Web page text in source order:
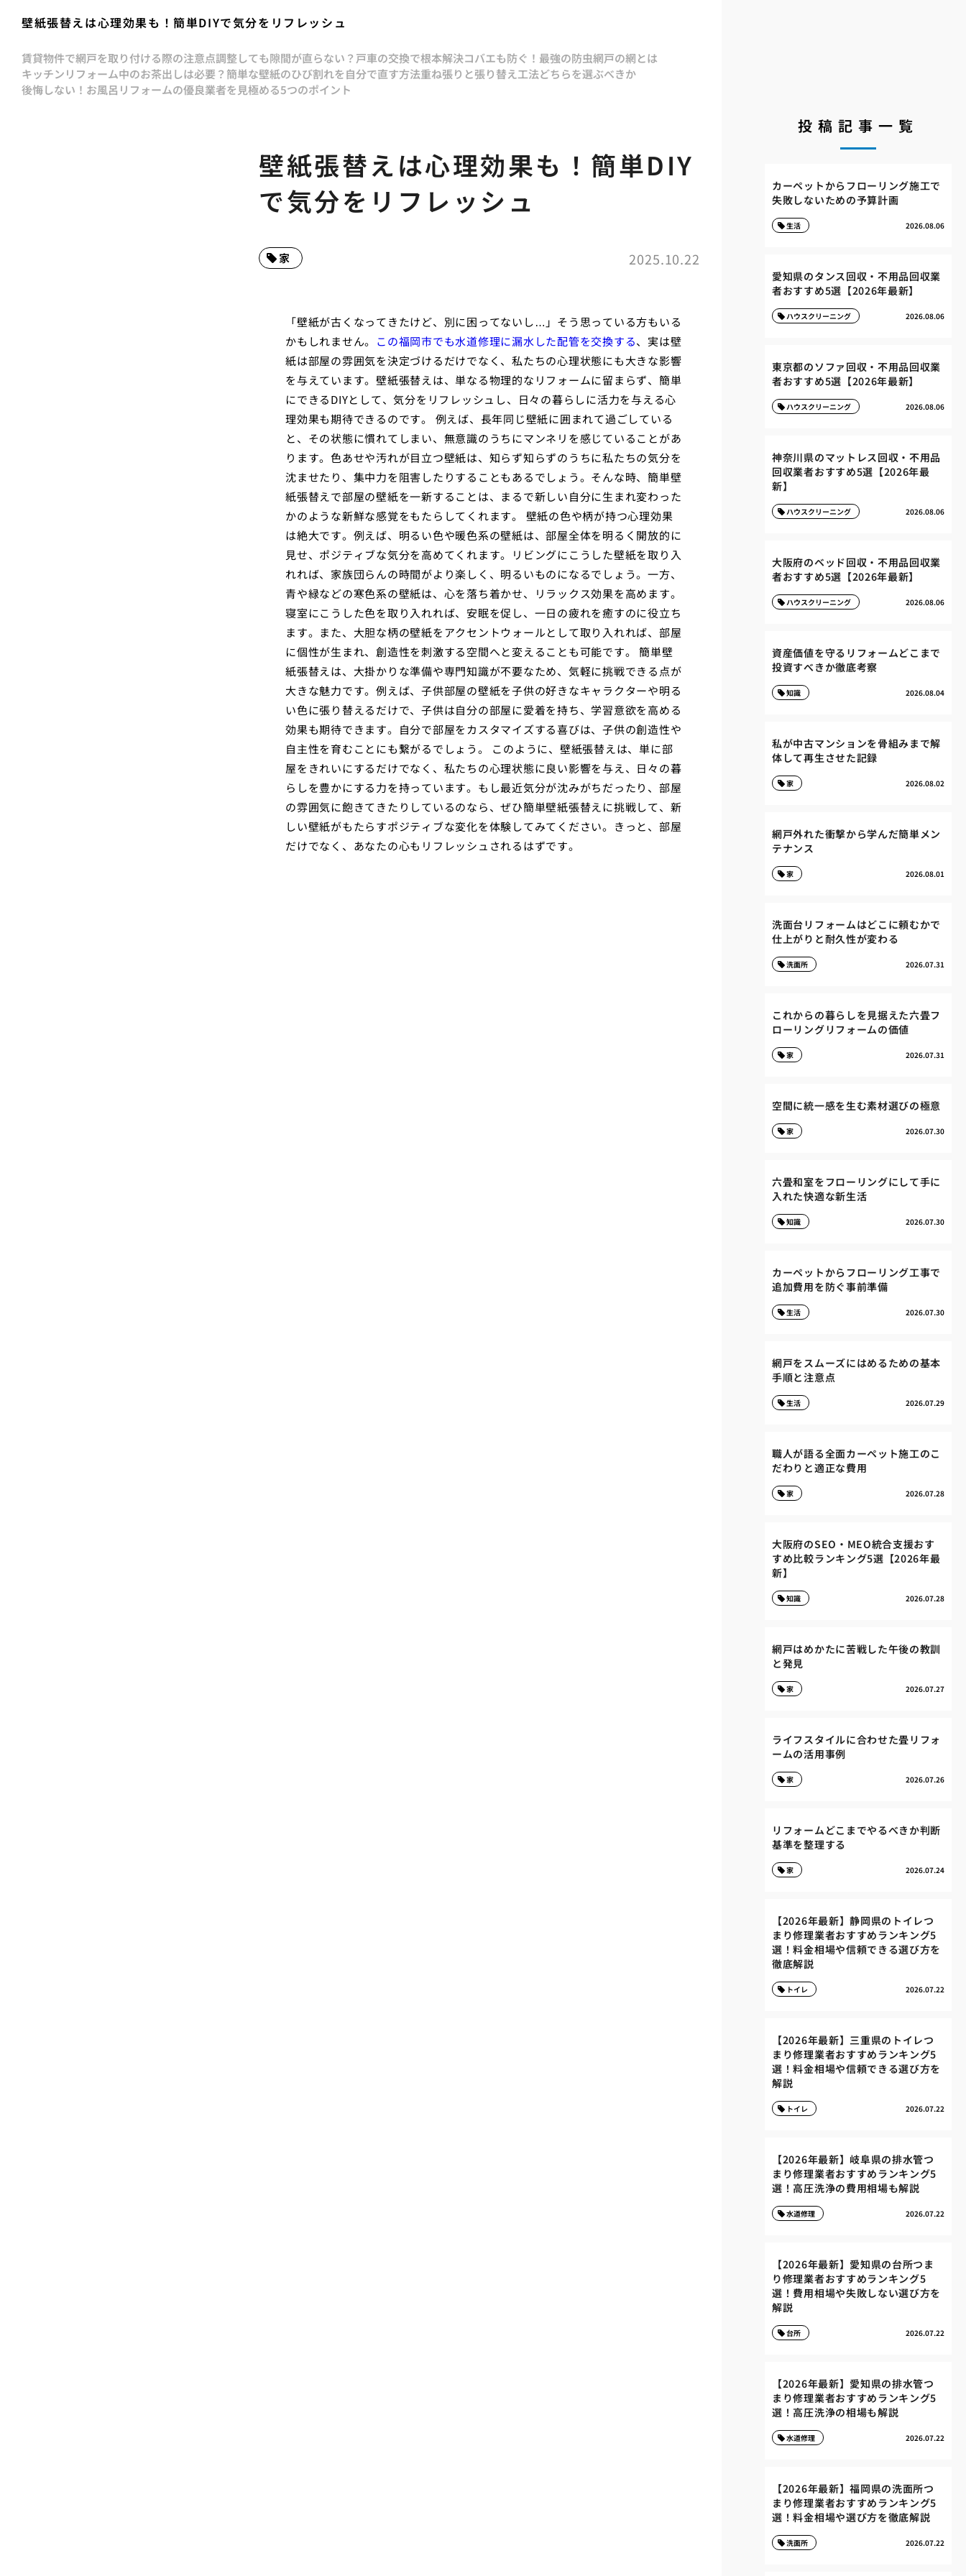
壁紙張替えは心理効果も！簡単DIYで気分をリフレッシュ
賃貸物件で網戸を取り付ける際の注意点調整しても隙間が直らない？戸車の交換で根本解決コバエも防ぐ！最強の防虫網戸の網とは
キッチンリフォーム中のお茶出しは必要？ 簡単な壁紙のひび割れを自分で直す方法重ね張りと張り替え工法どちらを選ぶべきか
後悔しない！お風呂リフォームの優良業者を見極める5つのポイント
壁紙張替えは心理効果も！簡単DIY
で気分をリフレッシュ
2025.10.22
家
「壁紙が古くなってきたけど、別に困ってないし…」そう思っている方もいる
かもしれません。 この福岡市でも水道修理に漏水した配管を交換する、実は壁
紙は部屋の雰囲気を決定づけるだけでなく、私たちの心理状態にも大きな影響
を与えています。壁紙張替えは、単なる物理的なリフォームに留まらず、簡単
にできるDIYとして、気分をリフレッシュし、日々の暮らしに活力を与える心
理効果も期待できるのです。 例えば、長年同じ壁紙に囲まれて過ごしている
と、その状態に慣れてしまい、無意識のうちにマンネリを感じていることがあ
ります。色あせや汚れが目立つ壁紙は、知らず知らずのうちに私たちの気分を
沈ませたり、集中力を阻害したりすることもあるでしょう。そんな時、簡単壁
紙張替えで部屋の壁紙を一新することは、まるで新しい自分に生まれ変わった
かのような新鮮な感覚をもたらしてくれます。 壁紙の色や柄が持つ心理効果
は絶大です。例えば、明るい色や暖色系の壁紙は、部屋全体を明るく開放的に
見せ、ポジティブな気分を高めてくれます。リビングにこうした壁紙を取り入
れれば、家族団らんの時間がより楽しく、明るいものになるでしょう。一方、
青や緑などの寒色系の壁紙は、心を落ち着かせ、リラックス効果を高めます。
寝室にこうした色を取り入れれば、安眠を促し、一日の疲れを癒すのに役立ち
ます。また、大胆な柄の壁紙をアクセントウォールとして取り入れれば、部屋
に個性が生まれ、創造性を刺激する空間へと変えることも可能です。 簡単壁
紙張替えは、大掛かりな準備や専門知識が不要なため、気軽に挑戦できる点が
大きな魅力です。例えば、子供部屋の壁紙を子供の好きなキャラクターや明る
い色に張り替えるだけで、子供は自分の部屋に愛着を持ち、学習意欲を高める
効果も期待できます。自分で部屋をカスタマイズする喜びは、子供の創造性や
自主性を育むことにも繋がるでしょう。 このように、壁紙張替えは、単に部
屋をきれいにするだけでなく、私たちの心理状態に良い影響を与え、日々の暮
らしを豊かにする力を持っています。もし最近気分が沈みがちだったり、部屋
の雰囲気に飽きてきたりしているのなら、ぜひ簡単壁紙張替えに挑戦して、新
しい壁紙がもたらすポジティブな変化を体験してみてください。きっと、部屋
だけでなく、あなたの心もリフレッシュされるはずです。
投稿記事一覧
カーペットからフローリング施工で
失敗しないための予算計画
2026.08.06
生活
愛知県のタンス回収・不用品回収業
者おすすめ5選【2026年最新】
2026.08.06
ハウスクリーニング
東京都のソファ回収・不用品回収業
者おすすめ5選【2026年最新】
2026.08.06
ハウスクリーニング
神奈川県のマットレス回収・不用品
回収業者おすすめ5選【2026年最
新】
2026.08.06
ハウスクリーニング
大阪府のベッド回収・不用品回収業
者おすすめ5選【2026年最新】
2026.08.06
ハウスクリーニング
資産価値を守るリフォームどこまで
投資すべきか徹底考察
2026.08.04
知識
私が中古マンションを骨組みまで解
体して再生させた記録
2026.08.02
家
網戸外れた衝撃から学んだ簡単メン
テナンス
2026.08.01
家
洗面台リフォームはどこに頼むかで
仕上がりと耐久性が変わる
2026.07.31
洗面所
これからの暮らしを見据えた六畳フ
ローリングリフォームの価値
2026.07.31
家
空間に統一感を生む素材選びの極意
2026.07.30
家
六畳和室をフローリングにして手に
入れた快適な新生活
2026.07.30
知識
カーペットからフローリング工事で
追加費用を防ぐ事前準備
2026.07.30
生活
網戸をスムーズにはめるための基本
手順と注意点
2026.07.29
生活
職人が語る全面カーペット施工のこ
だわりと適正な費用
2026.07.28
家
大阪府のSEO・MEO統合支援おす
すめ比較ランキング5選【2026年最
新】
2026.07.28
知識
網戸はめかたに苦戦した午後の教訓
と発見
2026.07.27
家
ライフスタイルに合わせた畳リフォ
ームの活用事例
2026.07.26
家
リフォームどこまでやるべきか判断
基準を整理する
2026.07.24
家
【2026年最新】静岡県のトイレつ
まり修理業者おすすめランキング5
選！料金相場や信頼できる選び方を
徹底解説
2026.07.22
トイレ
【2026年最新】三重県のトイレつ
まり修理業者おすすめランキング5
選！料金相場や信頼できる選び方を
解説
2026.07.22
トイレ
【2026年最新】岐阜県の排水管つ
まり修理業者おすすめランキング5
選！高圧洗浄の費用相場も解説
2026.07.22
水道修理
【2026年最新】愛知県の台所つま
り修理業者おすすめランキング5
選！費用相場や失敗しない選び方を
解説
2026.07.22
台所
【2026年最新】愛知県の排水管つ
まり修理業者おすすめランキング5
選！高圧洗浄の相場も解説
2026.07.22
水道修理
【2026年最新】福岡県の洗面所つ
まり修理業者おすすめランキング5
選！料金相場や選び方を徹底解説
2026.07.22
洗面所